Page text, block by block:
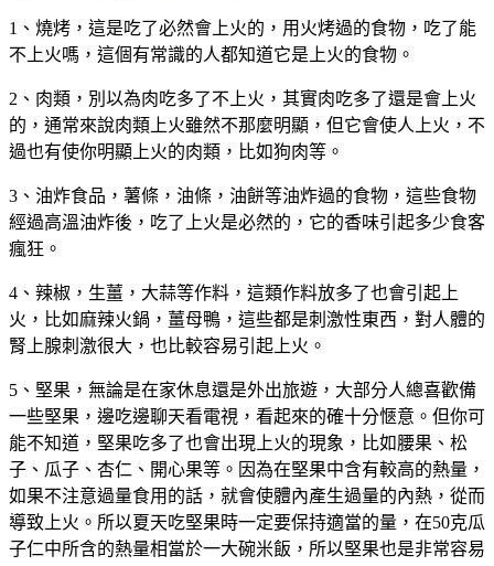
1、燒烤，這是吃了必然會上火的，用火烤過的食物，吃了能
不上火嗎，這個有常識的人都知道它是上火的食物。
2、肉類，別以為肉吃多了不上火，其實肉吃多了還是會上火
的，通常來說肉類上火雖然不那麼明顯，但它會使人上火，不
過也有使你明顯上火的肉類，比如狗肉等。
3、油炸食品，薯條，油條，油餅等油炸過的食物，這些食物
經過高溫油炸後，吃了上火是必然的，它的香味引起多少食客
瘋狂。
4、辣椒，生薑，大蒜等作料，這類作料放多了也會引起上
火，比如麻辣火鍋，薑母鴨，這些都是刺激性東西，對人體的
腎上腺刺激很大，也比較容易引起上火。
5、堅果，無論是在家休息還是外出旅遊，大部分人總喜歡備
一些堅果，邊吃邊聊天看電視，看起來的確十分愜意。但你可
能不知道，堅果吃多了也會出現上火的現象，比如腰果、松
子、瓜子、杏仁、開心果等。因為在堅果中含有較高的熱量，
如果不注意過量食用的話，就會使體內產生過量的內熱，從而
導致上火。所以夏天吃堅果時一定要保持適當的量，在50克瓜
子仁中所含的熱量相當於一大碗米飯，所以堅果也是非常容易